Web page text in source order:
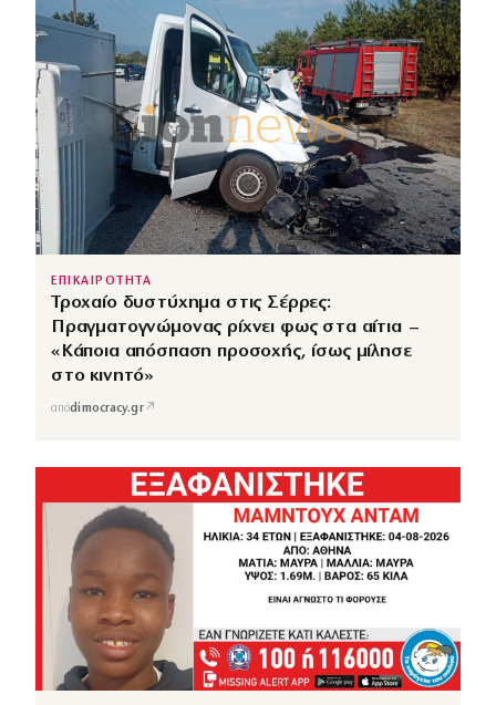
ΕΠΙΚΑΙΡΟΤΗΤΑ
Τροχαίο δυστύχημα στις Σέρρες:
Πραγματογνώμονας ρίχνει φως στα αίτια –
«Κάποια απόσπαση προσοχής, ίσως μίλησε
στο κινητό»
απόdimocracy.gr↗